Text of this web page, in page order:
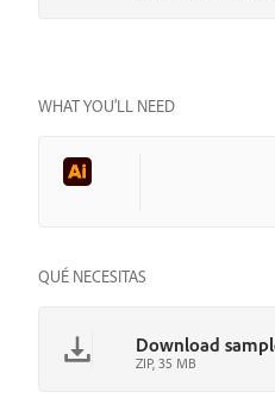
WHAT YOU’LL NEED
QUÉ NECESITAS
Download
ZIP, 35 MB